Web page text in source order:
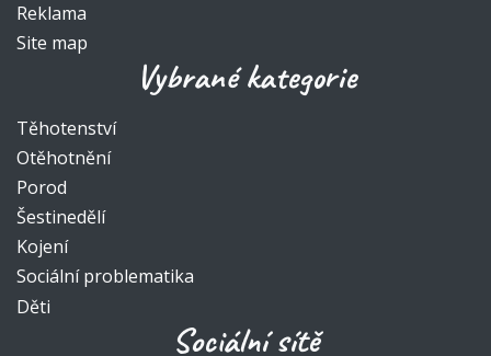
Reklama
Site map
Vybrané kategorie
Těhotenství
Otěhotnění
Porod
Šestinedělí
Kojení
Sociální problematika
Děti
Sociální sítě